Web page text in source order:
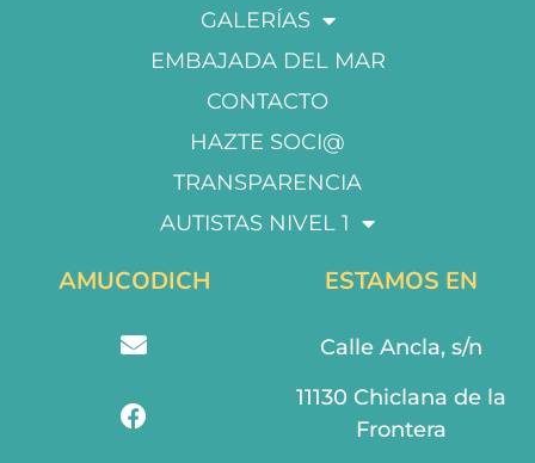
GALERÍAS
EMBAJADA DEL MAR
CONTACTO
HAZTE SOCI@
TRANSPARENCIA
AUTISTAS NIVEL 1
AMUCODICH ESTAMOS EN
Calle Ancla, s/n
11130 Chiclana de la
Frontera